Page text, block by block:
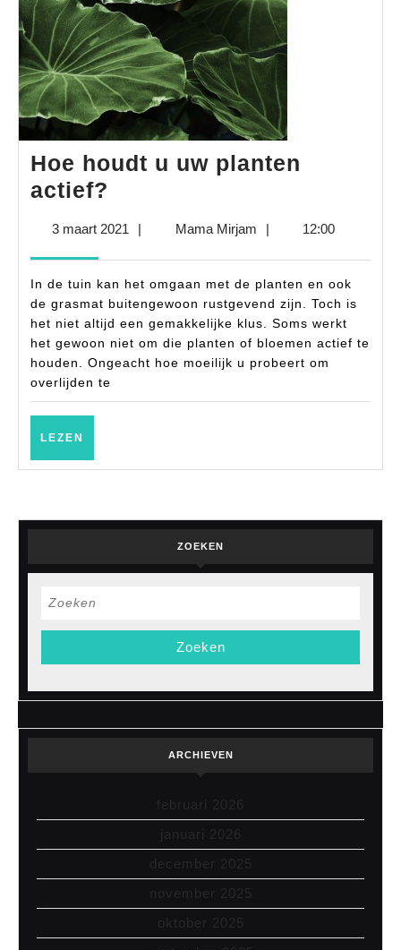
Hoe houdt u uw planten
actief?
planten
actief?
3 maart 2021 | Mama MirjamMama
| 12:00
In de tuin kan het omgaan met de planten en ook
de grasmat buitengewoon rustgevend zijn. Toch is
het niet altijd een gemakkelijke klus. Soms werkt
het gewoon niet om die planten of bloemen actief te
houden. Ongeacht hoe moeilijk u probeert om
overlijden te
LEZEN
ZOEKEN
Zoek
ARCHIEVEN
februari 2026
januari 2026
december 2025
november 2025
oktober 2025